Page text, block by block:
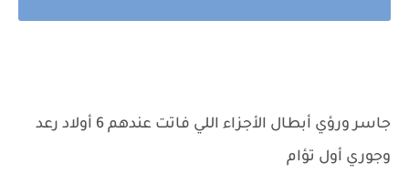
جاسر ورؤي أبطال الأجزاء اللي فاتت عندهم 6 أولاد رعد
وجوري أول تؤام